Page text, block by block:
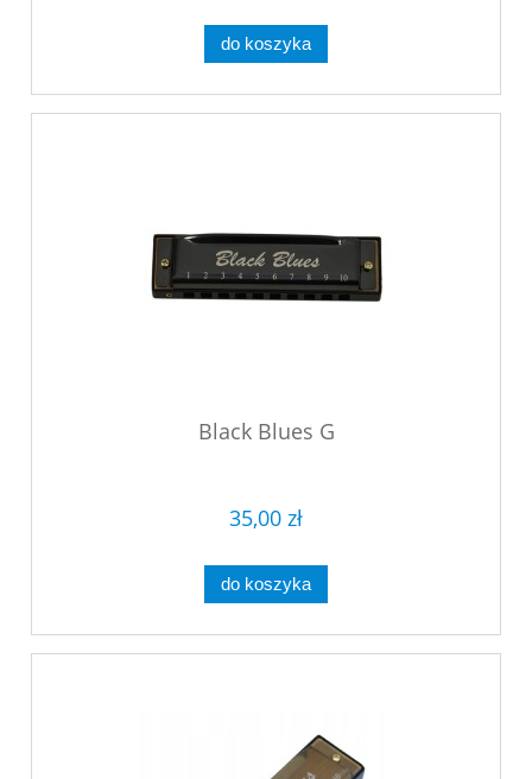
do koszyka
Black Blues G
35,00 zł
do koszyka